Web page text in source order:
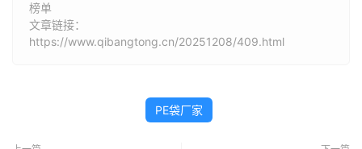
榜单
文章链接：
https://www.qibangtong.cn/20251208/409.html
PE袋厂家